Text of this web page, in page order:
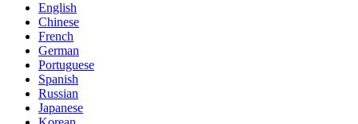
English
Chinese
French
German
Portuguese
Spanish
Russian
Japanese